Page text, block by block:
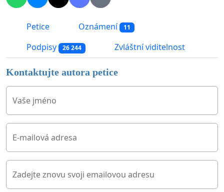
Petice Oznámení 11
Podpisy 26 244 Zvláštní viditelnost
Kontaktujte autora petice
Vaše jméno
E-mailová adresa
Zadejte znovu svoji emailovou adresu